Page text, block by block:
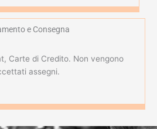
e Consegna
Carte di Credito. Non vengono
assegni.